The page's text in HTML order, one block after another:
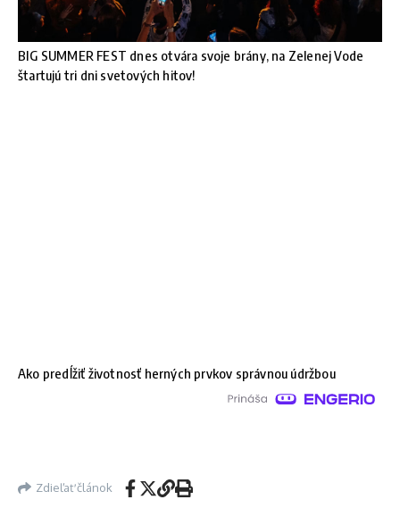
BIG SUMMER FEST dnes otvára svoje brány, na Zelenej Vode
štartujú tri dni svetových hitov!
Ako predĺžiť životnosť herných prvkov správnou údržbou
Zdieľať článok